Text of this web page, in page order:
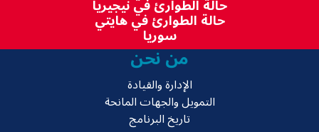
حالة الطوارئ في هايتي
سوريا
من نحن
الإدارة والقيادة
التمويل والجهات المانحة
تاريخ البرنامج